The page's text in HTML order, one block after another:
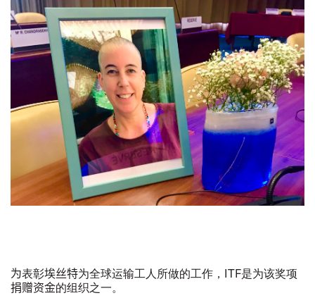
为表彰埃丝特为全球运输工人所做的工作， ITF是为该奖项
捐赠资金的组织之一。